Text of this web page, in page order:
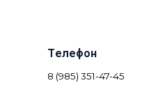
Телефон
8 (985) 351-47-45